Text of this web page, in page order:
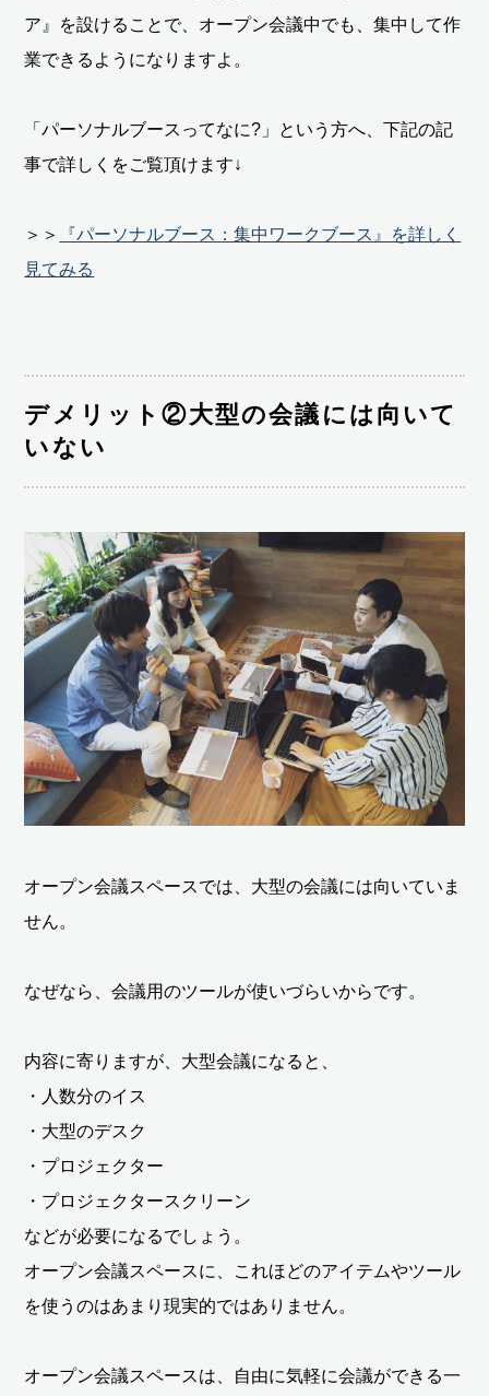
ア』を設けることで、オープン会議中でも、集中して作
業できるようになりますよ。
「パーソナルブースってなに?」という方へ、下記の記
事で詳しくをご覧頂けます↓
＞＞
『パーソナルブース：集中ワークブース』を詳しく
見てみる
デメリット②大型の会議には向いて
いない
オープン会議スペースでは、大型の会議には向いていま
せん。
なぜなら、会議用のツールが使いづらいからです。
内容に寄りますが、大型会議になると、
・人数分のイス
・大型のデスク
・プロジェクター
・プロジェクタースクリーン
などが必要になるでしょう。
オープン会議スペースに、これほどのアイテムやツール
を使うのはあまり現実的ではありません。
オープン会議スペースは、自由に気軽に会議ができる一